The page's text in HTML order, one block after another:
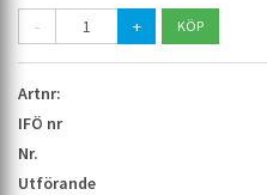
- +